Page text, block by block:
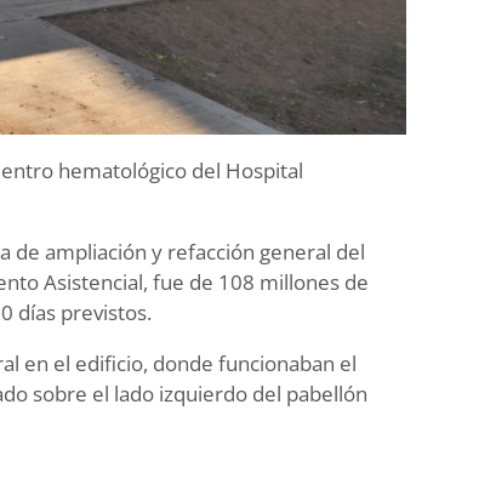
hematológico del Hospital
de ampliación y refacción general del
Asistencial, fue de 108 millones de
días previstos.
en el edificio, donde funcionaban el
sobre el lado izquierdo del pabellón